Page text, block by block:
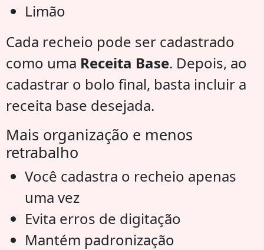
Limão
Cada recheio pode ser cadastrado
como uma Receita Base. Depois, ao
cadastrar o bolo final, basta incluir a
receita base desejada.
Mais organização e menos
retrabalho
Você cadastra o recheio apenas
uma vez
Evita erros de digitação
Mantém padronização